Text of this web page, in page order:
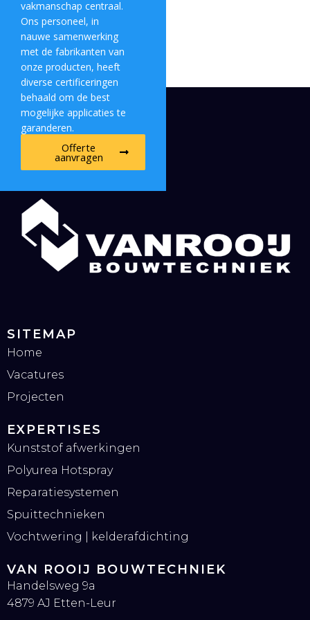
vakmanschap centraal.
Ons personeel, in
nauwe samenwerking
met de fabrikanten van
onze producten, heeft
diverse certificeringen
behaald om de best
mogelijke applicaties te
garanderen.
Offerte
aanvragen
SITEMAP
Home
Vacatures
Projecten
EXPERTISES
Kunststof afwerkingen
Polyurea Hotspray
Reparatiesystemen
Spuittechnieken
Vochtwering | kelderafdichting
VAN ROOIJ BOUWTECHNIEK
Handelsweg 9a
4879 AJ Etten-Leur